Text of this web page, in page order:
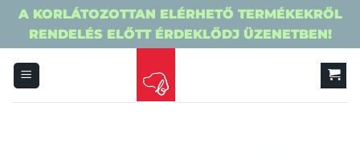
A KORLÁTOZOTTAN ELÉRHETŐ TERMÉKEKRŐL
RENDELÉS ELŐTT ÉRDEKLŐDJ ÜZENETBEN!